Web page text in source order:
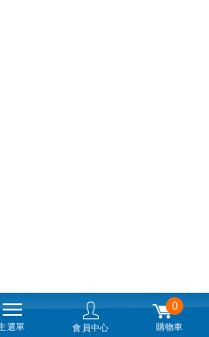
選單 會員中心
0
購物車